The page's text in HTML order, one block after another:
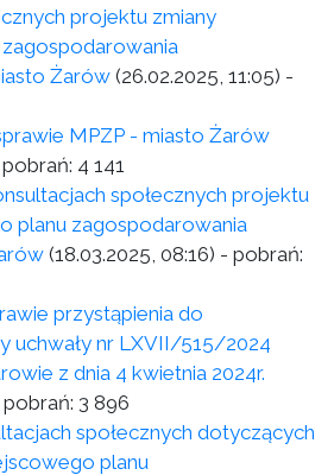
projektu zmiany
Żarów (26.02.2025, 11:05) -
MPZP - miasto Żarów
4 141
społecznych projektu
planu zagospodarowania
(18.03.2025, 08:16) - pobrań:
przystąpienia do
uchwały nr LXVII/515/2024
z dnia 4 kwietnia 2024r.
pobrań: 3 896
społecznych dotyczących
planu